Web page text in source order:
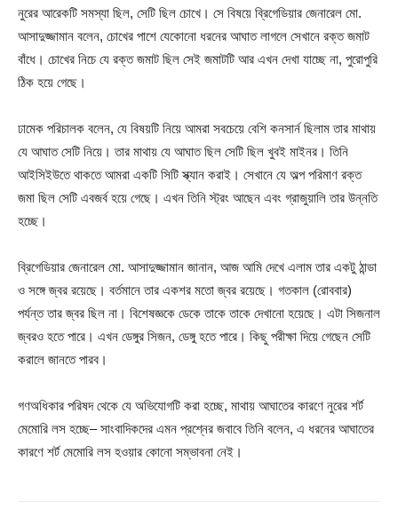
নুরের আরেকটি সমস্যা ছিল, সেটি ছিল চোখে। সে বিষয়ে ব্রিগেডিয়ার জেনারেল মো.
আসাদুজ্জামান বলেন, চোখের পাশে যেকোনো ধরনের আঘাত লাগলে সেখানে রক্ত জমাট
বাঁধে। চোখের নিচে যে রক্ত জমাট ছিল সেই জমাটটি আর এখন দেখা যাচ্ছে না, পুরোপুরি
ঠিক হয়ে গেছে।
ঢামেক পরিচালক বলেন, যে বিষয়টি নিয়ে আমরা সবচেয়ে বেশি কনসার্ন ছিলাম তার মাথায়
যে আঘাত সেটি নিয়ে। তার মাথায় যে আঘাত ছিল সেটি ছিল খুবই মাইনর। তিনি
আইসিইউতে থাকতে আমরা একটি সিটি স্ক্যান করাই। সেখানে যে অল্প পরিমাণ রক্ত
জমা ছিল সেটি এবজর্ব হয়ে গেছে। এখন তিনি স্ট্রং আছেন এবং গ্রাজুয়ালি তার উন্নতি
হচ্ছে।
ব্রিগেডিয়ার জেনারেল মো. আসাদুজ্জামান জানান, আজ আমি দেখে এলাম তার একটু ঠান্ডা
ও সঙ্গে জ্বর রয়েছে। বর্তমানে তার একশর মতো জ্বর রয়েছে। গতকাল (রোববার)
পর্যন্ত তার জ্বর ছিল না। বিশেষজ্ঞকে ডেকে তাকে তাকে দেখানো হয়েছে। এটা সিজনাল
জ্বরও হতে পারে। এখন ডেঙ্গুর সিজন, ডেঙ্গু হতে পারে। কিছু পরীক্ষা দিয়ে গেছেন সেটি
করালে জানতে পারব।
গণঅধিকার পরিষদ থেকে যে অভিযোগটি করা হচ্ছে, মাথায় আঘাতের কারণে নুরের শর্ট
মেমোরি লস হচ্ছে– সাংবাদিকদের এমন প্রশ্নের জবাবে তিনি বলেন, এ ধরনের আঘাতের
কারণে শর্ট মেমোরি লস হওয়ার কোনো সম্ভাবনা নেই।